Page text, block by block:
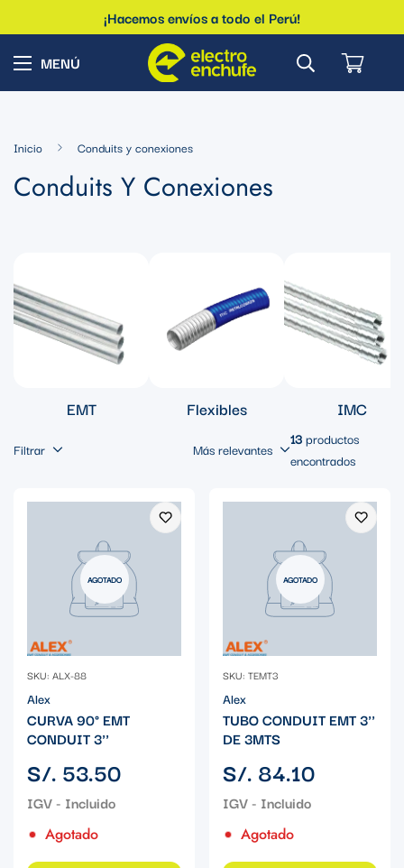
¡Hacemos envíos a todo el Perú!
Inicio Conduits y conexiones
Conduits Y Conexiones
EMT Flexibles IMC
Filtrar Más relevantes
13productos
encontrados
AGOTADO
SKU: ALX-88
Alex
CURVA 90° EMT
CONDUIT 3''
Precio
regular
S/. 53.50
Agotado
AGOTADO
SKU: TEMT3
Alex
TUBO CONDUIT EMT 3''
DE 3MTS
Precio
regular
S/. 84.10
Agotado